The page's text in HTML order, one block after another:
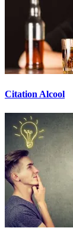
Citation Alcool